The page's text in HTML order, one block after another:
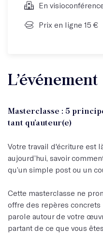
En
Prix en ligne 15 €
L’événement
Masterclasse : 5
tant qu’auteur(e)
Votre travail d'écriture est
aujourd’hui, savoir
qu’un simple post ou un
Cette masterclasse ne
offre des repères
parole autour de votre
partant de ce que vous